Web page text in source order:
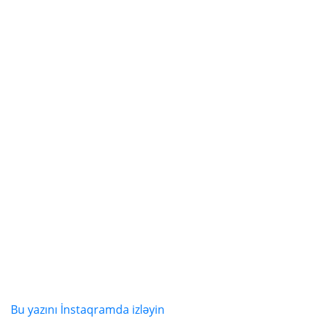
Bu yazını İnstaqramda izləyin